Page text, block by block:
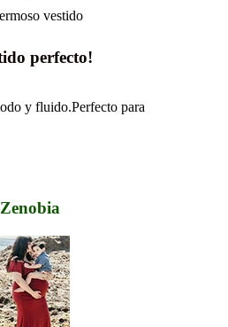
perfecto!
y fluido.Perfecto para
Zenobia